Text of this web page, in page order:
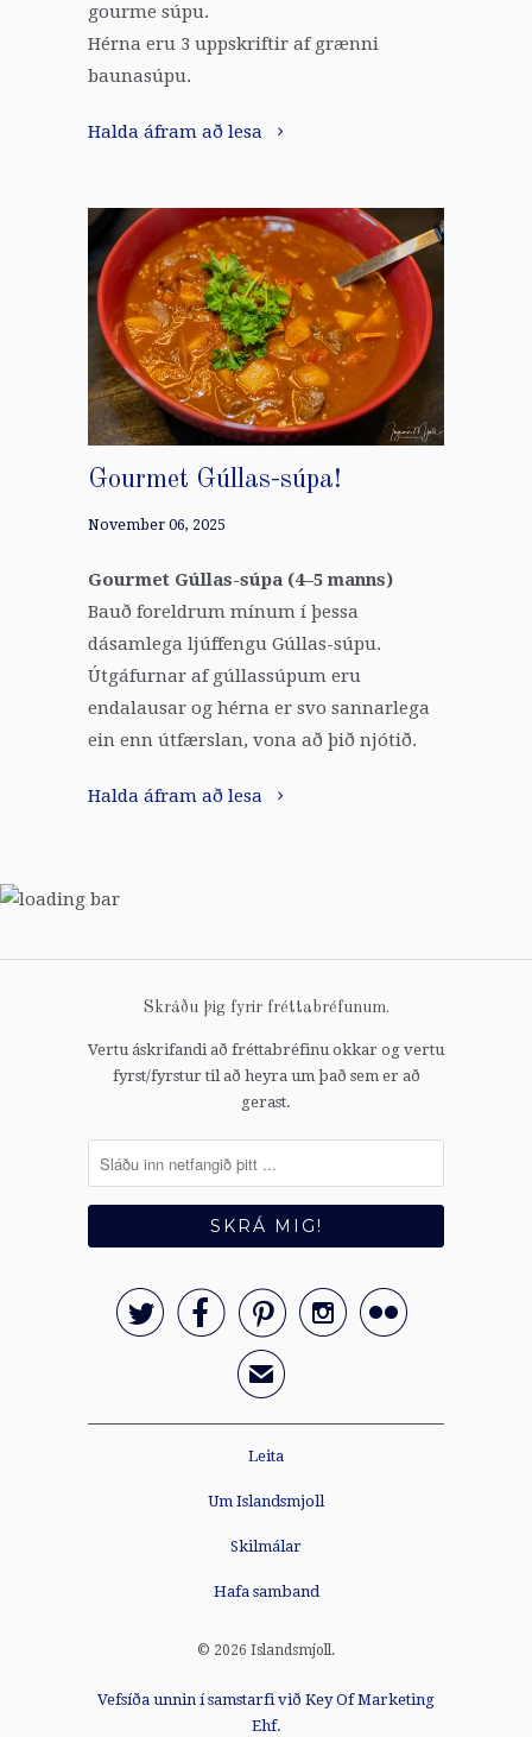
gourme súpu.
Hérna eru 3 uppskriftir af grænni
baunasúpu.
Halda áfram að lesa
Gourmet Gúllas-súpa!
November 06, 2025
Gourmet Gúllas-súpa (4–5 manns)
Bauð foreldrum mínum í þessa
dásamlega ljúffengu Gúllas-súpu.
Útgáfurnar af gúllassúpum eru
endalausar og hérna er svo sannarlega
ein enn útfærslan, vona að þið njótið.
Halda áfram að lesa
Skráðu þig fyrir fréttabréfunum.
Vertu áskrifandi að fréttabréfinu okkar og vertu
fyrst/fyrstur til að heyra um það sem er að
gerast.
    
✉
Leita
Um Islandsmjoll
Skilmálar
Hafa samband
© 2026 Islandsmjoll .
Vefsíða unnin í samstarfi við Key Of Marketing
Ehf.